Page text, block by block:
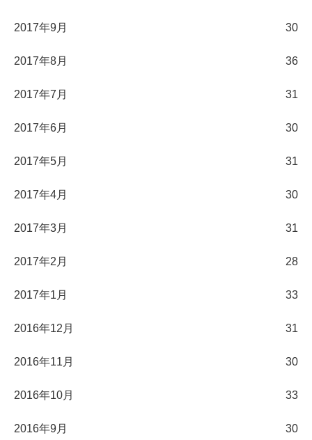
2017年9月 30
2017年8月 36
2017年7月 31
2017年6月 30
2017年5月 31
2017年4月 30
2017年3月 31
2017年2月 28
2017年1月 33
2016年12月 31
2016年11月 30
2016年10月 33
2016年9月 30